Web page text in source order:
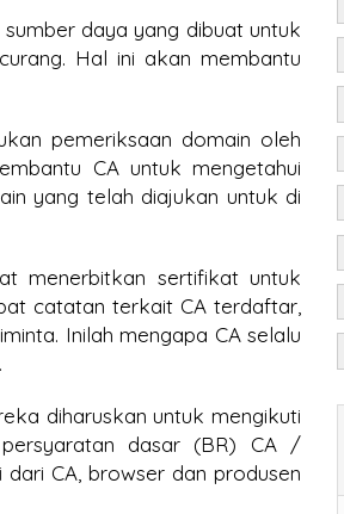
daya yang dibuat untuk
Hal ini akan membantu
pemeriksaan domain oleh
CA untuk mengetahui
yang telah diajukan untuk di
menerbitkan sertifikat untuk
catatan terkait CA terdaftar,
Inilah mengapa CA selalu
diharuskan untuk mengikuti
dasar (BR) CA /
CA, browser dan produsen